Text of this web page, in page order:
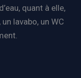
quant à elle,
lavabo, un WC